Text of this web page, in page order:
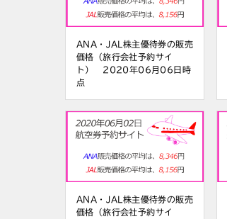
ANA・JAL株主優待券の販売
価格（旅行会社予約サイ
ト） 2020年06月06日時
点
ANA・JAL株主優待券の販売
価格（旅行会社予約サイ